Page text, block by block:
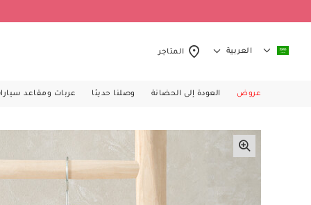
العربية المتاجر
عروض العودة إلى الحضانة وصلنا حديثا عربات ومقاعد